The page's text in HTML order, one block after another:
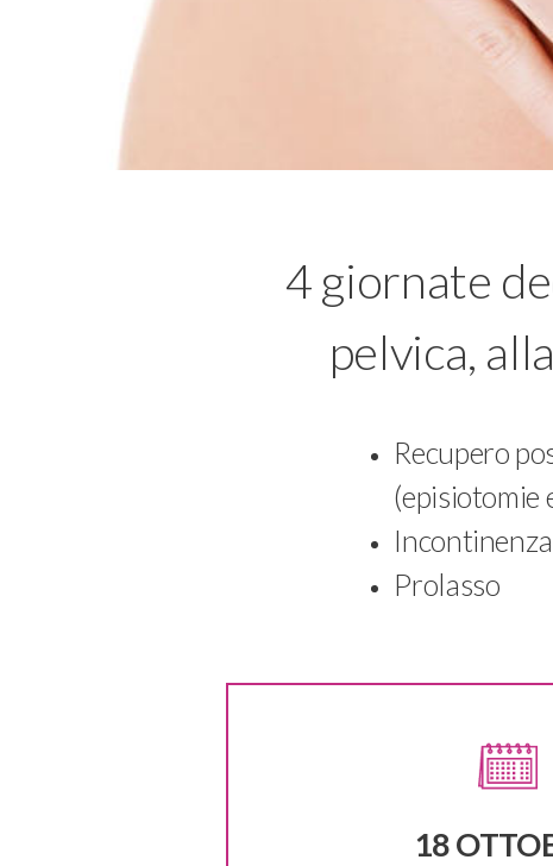
4 giornate
pelvica,
Recupero
(episiotomie
Incontinenza
Prolasso
18